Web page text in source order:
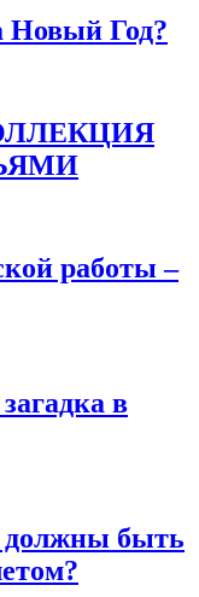
Новый Год?
работы –
в
должны быть